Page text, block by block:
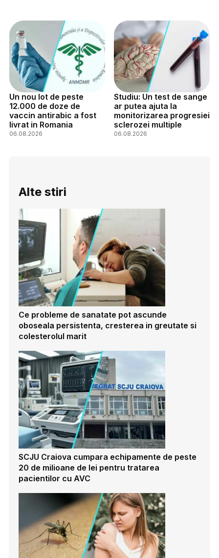
Un nou lot de peste
12.000 de doze de
vaccin antirabic a fost
livrat in Romania
06.08.2026
Studiu: Un test de sange
ar putea ajuta la
monitorizarea progresiei
sclerozei multiple
06.08.2026
Alte stiri
Ce probleme de sanatate pot ascunde
oboseala persistenta, cresterea in greutate si
colesterolul marit
SCJU Craiova cumpara echipamente de peste
20 de milioane de lei pentru tratarea
pacientilor cu AVC